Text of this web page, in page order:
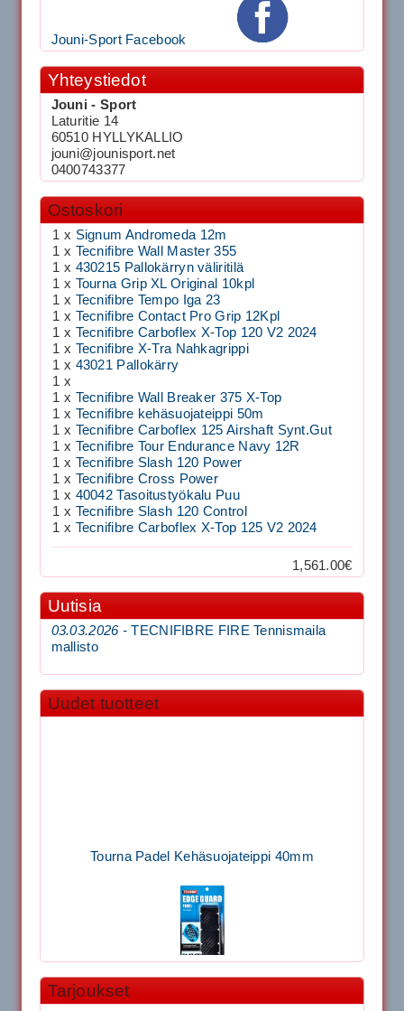
Jouni-Sport Facebook
Yhteystiedot
Jouni - Sport
Laturitie 14
60510 HYLLYKALLIO
jouni@jounisport.net
0400743377
Ostoskori
1 x Signum Andromeda 12m
1 x Tecnifibre Wall Master 355
1 x 430215 Pallokärryn väliritilä
1 x Tourna Grip XL Original 10kpl
1 x Tecnifibre Tempo Iga 23
1 x Tecnifibre Contact Pro Grip 12Kpl
1 x Tecnifibre Carboflex X-Top 120 V2 2024
1 x Tecnifibre X-Tra Nahkagrippi
1 x 43021 Pallokärry
1 x
1 x Tecnifibre Wall Breaker 375 X-Top
1 x Tecnifibre kehäsuojateippi 50m
1 x Tecnifibre Carboflex 125 Airshaft Synt.Gut
1 x Tecnifibre Tour Endurance Navy 12R
1 x Tecnifibre Slash 120 Power
1 x Tecnifibre Cross Power
1 x 40042 Tasoitustyökalu Puu
1 x Tecnifibre Slash 120 Control
1 x Tecnifibre Carboflex X-Top 125 V2 2024
1,561.00€
Uutisia
03.03.2026 -TECNIFIBRE FIRE Tennismaila
mallisto
Uudet tuotteet
Tourna Padel Kehäsuojateippi 40mm
Tarjoukset